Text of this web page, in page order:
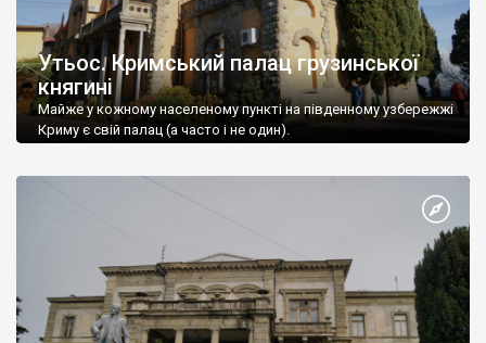
Утьос. Кримський палац грузинської
княгині
Майже у кожному населеному пункті на південному узбережжі
Криму є свій палац (а часто і не один).